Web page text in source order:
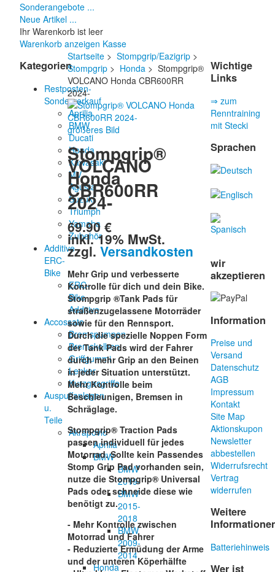
Sonderangebote ...
Neue Artikel ...
Ihr Warenkorb ist leer
Warenkorb anzeigen Kasse
Kategorien
Restposten-
Sonderverkauf
Aprilia
BMW
Ducati
Honda
Kawasaki
MV
Agusta
Suzuki
Triumph
Yamaha
Zubehör
Additive-
ERC-
Bike
ERC-
Bike
Additive
Accossato
Bremspumpen
Bremskolben
Griffgummi
Lenker
Kurzgasgriffe
Auspuffanlagen
u.
Teile
Akrapovic
Aprilia
BMW
BMW
2019-
BMW
2015-
2018
BMW
2009-
2014
Honda
Startseite> Stompgrip/Eazigrip>
Stompgrip> Honda> Stompgrip®
VOLCANO Honda CBR600RR
2024-
größeres Bild
Stompgrip®
VOLCANO
Honda
CBR600RR
2024-
69.90 €
inkl. 19% MwSt.
zzgl. Versandkosten
Mehr Grip und verbesserte
Kontrolle für dich und dein Bike.
Stompgrip ®Tank Pads für
straßenzugelassene Motorräder
sowie für den Rennsport.
Durch die spezielle Noppen Form
der Tank Pads wird der Fahrer
durch mehr Grip an den Beinen
in jeder Situation unterstützt.
Mehr Kontrolle beim
Beschleunigen, Bremsen in
Schräglage.
Stompgrip® Traction Pads
passen individuell für jedes
Motorrad. Sollte kein Passendes
Stomp Grip Pad vorhanden sein,
nutze die Stompgrip® Universal
Pads oder schneide diese wie
benötigt zu.
- Mehr Kontrolle zwischen
Motorrad und Fahrer
- Reduzierte Ermüdung der Arme
und der unteren Köperhälfte
Wichtige
Links
⇒ zum
Renntraining
mit Stecki
Sprachen
wir
akzeptieren
Information
Preise und
Versand
Datenschutz
AGB
Impressum
Kontakt
Site Map
Aktionskupon
Newsletter
abbestellen
Widerrufsrecht
Vertrag
widerrufen
Weitere
Batteriehinweis
Wer ist